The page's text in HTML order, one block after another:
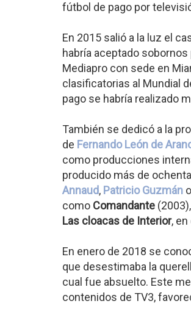
fútbol de pago por
En 2015 salió a la luz el
habría aceptado
Mediapro con sede en
clasificatorias al Mundial
pago se habría realizado
También se dedicó a la
de Fernando León de
como producciones
producido más de
Annaud, Patricio Guzmán o
como Comandante
Las cloacas de Interior,
En enero de 2018 se
que desestimaba la
cual fue absuelto. Este
contenidos de TV3,